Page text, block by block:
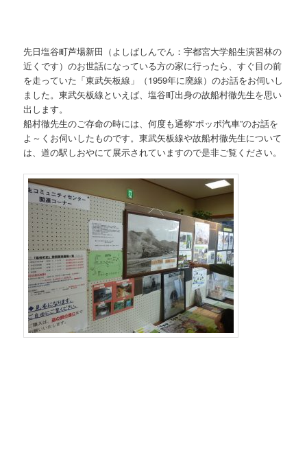
先日塩谷町芦場新田（よしばしんでん：宇都宮大学船生演習林の
近くです）のお世話になっている方の家に行ったら、すぐ目の前
を走っていた「東武矢板線」（1959年に廃線）のお話をお伺いし
ました。東武矢板線といえば、塩谷町出身の故船村徹先生を思い
出します。
船村徹先生のご存命の時には、何度も通称“ポッポ汽車”のお話を
よ～くお伺いしたものです。東武矢板線や故船村徹先生について
は、道の駅しおやにて展示されていますので是非ご覧ください。